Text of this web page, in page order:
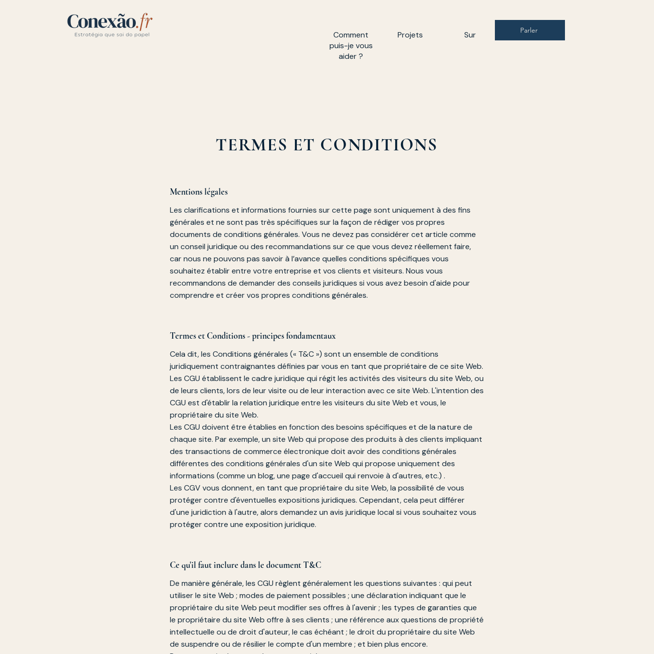
Comment
puis-je vous
aider ?
Projets Sur Parler
TERMES ET CONDITIONS
Mentions légales
Les clarifications et informations fournies sur cette page sont uniquement à des fins
générales et ne sont pas très spécifiques sur la façon de rédiger vos propres
documents de conditions générales. Vous ne devez pas considérer cet article comme
un conseil juridique ou des recommandations sur ce que vous devez réellement faire,
car nous ne pouvons pas savoir à l’avance quelles conditions spécifiques vous
souhaitez établir entre votre entreprise et vos clients et visiteurs. Nous vous
recommandons de demander des conseils juridiques si vous avez besoin d'aide pour
comprendre et créer vos propres conditions générales.
Termes et Conditions - principes fondamentaux
Cela dit, les Conditions générales (« T&C ») sont un ensemble de conditions
juridiquement contraignantes définies par vous en tant que propriétaire de ce site Web.
Les CGU établissent le cadre juridique qui régit les activités des visiteurs du site Web, ou
de leurs clients, lors de leur visite ou de leur interaction avec ce site Web. L'intention des
CGU est d'établir la relation juridique entre les visiteurs du site Web et vous, le
propriétaire du site Web.
Les CGU doivent être établies en fonction des besoins spécifiques et de la nature de
chaque site. Par exemple, un site Web qui propose des produits à des clients impliquant
des transactions de commerce électronique doit avoir des conditions générales
différentes des conditions générales d'un site Web qui propose uniquement des
informations (comme un blog, une page d'accueil qui renvoie à d'autres, etc.) .
Les CGV vous donnent, en tant que propriétaire du site Web, la possibilité de vous
protéger contre d'éventuelles expositions juridiques. Cependant, cela peut différer
d'une juridiction à l'autre, alors demandez un avis juridique local si vous souhaitez vous
protéger contre une exposition juridique.
Ce qu'il faut inclure dans le document T&C
De manière générale, les CGU règlent généralement les questions suivantes : qui peut
utiliser le site Web ; modes de paiement possibles ; une déclaration indiquant que le
propriétaire du site Web peut modifier ses offres à l'avenir ; les types de garanties que
le propriétaire du site Web offre à ses clients ; une référence aux questions de propriété
intellectuelle ou de droit d'auteur, le cas échéant ; le droit du propriétaire du site Web
de suspendre ou de résilier le compte d'un membre ; et bien plus encore.